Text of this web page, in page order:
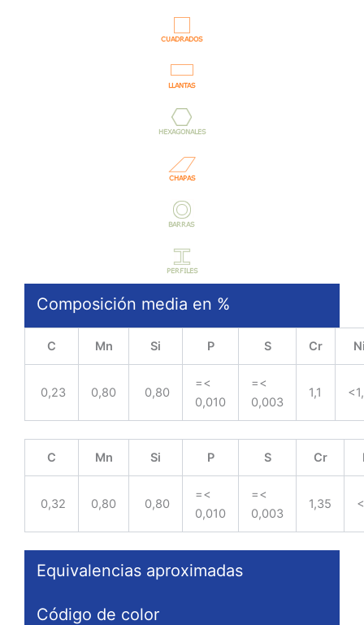
Composición media en %
C Mn Si P S Cr
0,23 0,80 0,80
=<
0,010
=<
0,003
1,1
C Mn Si P S Cr
0,32 0,80 0,80
=<
0,010
=<
0,003
1,35
Equivalencias aproximadas
Código de color